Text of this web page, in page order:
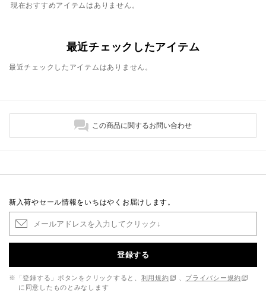
現在おすすめアイテムはありません。
最近チェックしたアイテム
最近チェックしたアイテムはありません。
この商品に関するお問い合わせ
新入荷やセール情報をいちはやくお届けします。
登録する
※「登録する」ボタンをクリックすると、 利用規約
プライバシー規約
に同意したものとみなします